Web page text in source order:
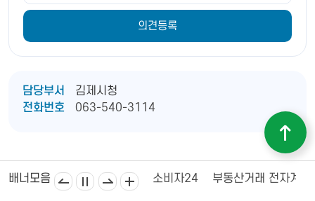
담당부서
김제시청
전화번호
063-540-3114
배너모음
제상공회의소 김제시의회 소비자24 부동산거래 전자계약